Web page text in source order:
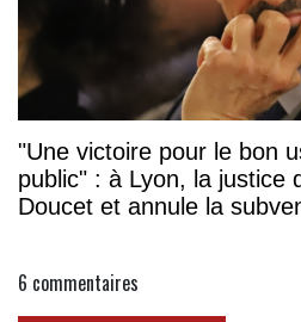
"Une victoire pour le bon
public" : à Lyon, la justice
Doucet et annule la
6 commentaires